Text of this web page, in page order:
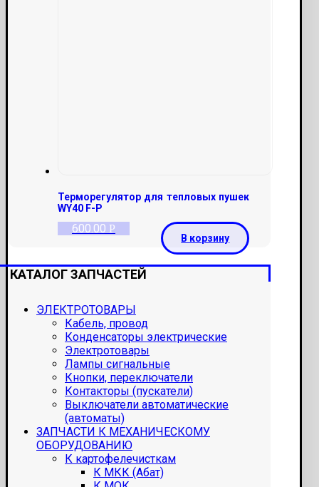
Терморегулятор для тепловых пушек
WY40 F-P
600.00 Р
В корзину
КАТАЛОГ ЗАПЧАСТЕЙ
ЭЛЕКТРОТОВАРЫ
Кабель, провод
Конденсаторы электрические
Электротовары
Лампы сигнальные
Кнопки, переключатели
Контакторы (пускатели)
Выключатели автоматические
(автоматы)
ЗАПЧАСТИ К МЕХАНИЧЕСКОМУ
ОБОРУДОВАНИЮ
К картофелечисткам
К МКК (Абат)